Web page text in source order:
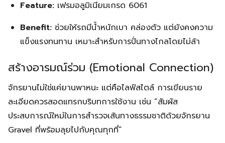
Feature: เฟรมอลูมิเนียมเกรด 6061
Benefit: ช่วยให้รถมีน้ำหนักเบา คล่องตัว แต่ยังคงความ
แข็งแรงทนทาน เหมาะสำหรับการปั่นทางไกลโดยไม่ล้า
สร้างอารมณ์ร่วม (Emotional Connection)
จักรยานไม่ใช่แค่ยานพาหนะ แต่คือไลฟ์สไตล์ การเขียนราย
ละเอียดควรสอดแทรกบริบทการใช้งาน เช่น “สัมผัส
ประสบการณ์ใหม่ในการสำรวจเส้นทางธรรมชาติด้วยจักรยาน
Gravel ที่พร้อมลุยไปกับคุณทุกที่”